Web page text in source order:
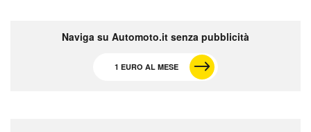
Naviga su Automoto.it senza pubblicità
1 EURO AL MESE